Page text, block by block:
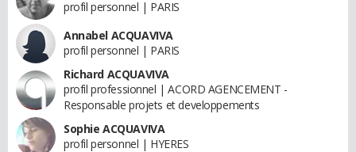
profil personnel | PARIS
Annabel ACQUAVIVA
profil personnel | PARIS
Richard ACQUAVIVA
profil professionnel | ACORD AGENCEMENT -
Responsable projets et developpements
Sophie ACQUAVIVA
profil personnel | HYERES